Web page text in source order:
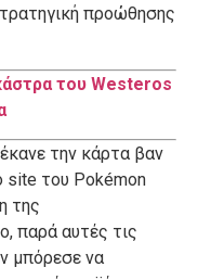
προώθησης
του Westeros
έκανε την κάρτα βαν
site του Pokémon
της
, παρά αυτές τις
μπόρεσε να